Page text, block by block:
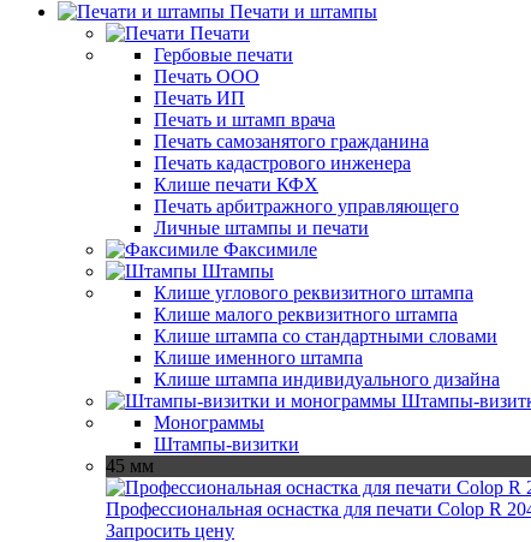
Печати и штампы
Печати
Гербовые печати
Печать ООО
Печать ИП
Печать и штамп врача
Печать самозанятого гражданина
Печать кадастрового инженера
Клише печати КФХ
Печать арбитражного управляющего
Личные штампы и печати
Факсимиле
Штампы
Клише углового реквизитного штампа
Клише малого реквизитного штампа
Клише штампа со стандартными словами
Клише именного штампа
Клише штампа индивидуального дизайна
Штампы-
Монограммы
Штампы-визитки
45 мм
Профессиональная оснастка для печати Colop R
Запросить цену